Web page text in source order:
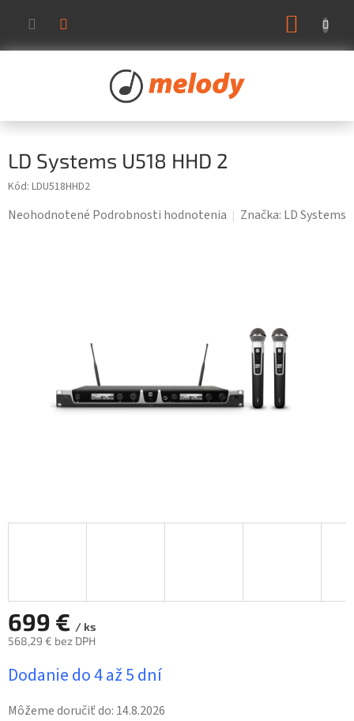
obsah
LD Systems U518 HHD 2
Kód: LDU518HHD2
Priemerné
Neohodnotené Podrobnosti hodnotenia Značka: LD Systems
699 € / ks
568,29 € bez DPH
cena:
Dodanie do 4 až 5 dní
Môžeme doručiť do: 14.8.2026